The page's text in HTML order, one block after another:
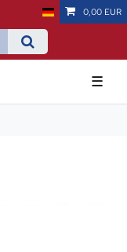
0,00 EUR
☰